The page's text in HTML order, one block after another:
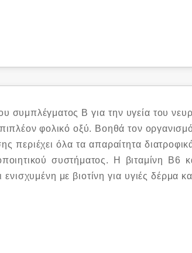
συμπλέγματος Β για την υγεία του
φολικό οξύ. Βοηθά τον
όλα τα απαραίτητα
συστήματος. Η βιταμίνη Β6
με βιοτίνη για υγιές δέρμα